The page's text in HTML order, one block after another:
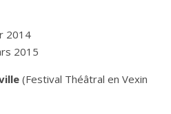
2014
2015
(Festival Théâtral en Vexin